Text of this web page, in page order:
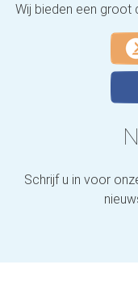
Wij bieden een groot
Schrijf u in voor